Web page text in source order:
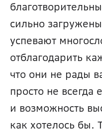
сильно загружены
успевают
отблагодарить
что они не рады
просто не всегда
и возможность
как хотелось бы.